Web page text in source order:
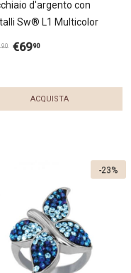
d'argento con
Sw® L1 Multicolor
90 €6990
ACQUISTA
-23%